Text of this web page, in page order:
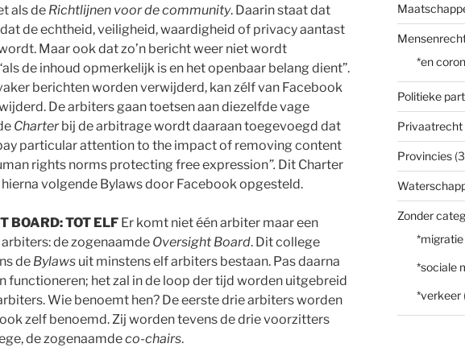
als de Richtlijnen voor de community. Daarin staat dat
de echtheid, veiligheid, waardigheid of privacy aantast
Maar ook dat zo’n bericht weer niet wordt
de inhoud opmerkelijk is en het openbaar belang dient”.
berichten worden verwijderd, kan zélf van Facebook
De arbiters gaan toetsen aan diezelfde vage
Charterbij de arbitrage wordt daaraan toegevoegd dat
particular attention to the impact of removing content
rights norms protecting free expression”. Dit Charter
hierna volgende Bylaws door Facebook opgesteld.
BOARD: TOT ELF Er komt niet één arbiter maar een
de zogenaamde Oversight Board. Dit college
de Bylaws uit minstens elf arbiters bestaan. Pas daarna
functioneren; het zal in de loop der tijd worden uitgebreid
Wie benoemt hen? De eerste drie arbiters worden
zelf benoemd. Zij worden tevens de drie voorzitters
de zogenaamdeco-chairs.
*en
Politieke
Privaatrecht
Provincies
Zonder
*migratie
*sociale
*verkeer